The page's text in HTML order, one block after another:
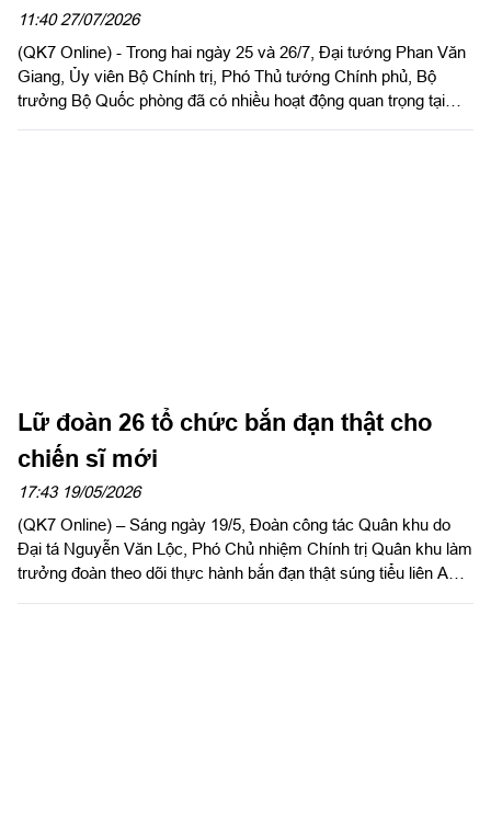
11:40 27/07/2026
(QK7 Online) - Trong hai ngày 25 và 26/7, Đại tướng Phan Văn
Giang, Ủy viên Bộ Chính trị, Phó Thủ tướng Chính phủ, Bộ
trưởng Bộ Quốc phòng đã có nhiều hoạt động quan trọng tại
Lữ đoàn 26 tổ chức bắn đạn thật cho
chiến sĩ mới
17:43 19/05/2026
(QK7 Online) – Sáng ngày 19/5, Đoàn công tác Quân khu do
Đại tá Nguyễn Văn Lộc, Phó Chủ nhiệm Chính trị Quân khu làm
trưởng đoàn theo dõi thực hành bắn đạn thật súng tiểu liên AK